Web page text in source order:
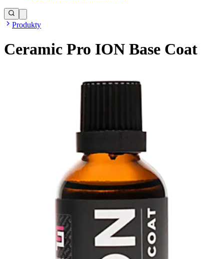
Produkty
Ceramic Pro ION Base Coat